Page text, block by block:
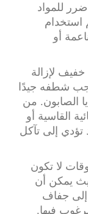
للمواد
استخدام
أو
لإزالة
شطفه جيدًا
الصابون. من
القاسية أو
إلى تآكل
لا تكون
يمكن أن
جفاف
فيها.